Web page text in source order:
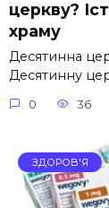
церкву?
храму
Десятинна
Десятинну
0 36
ЗДОРОВ'Я